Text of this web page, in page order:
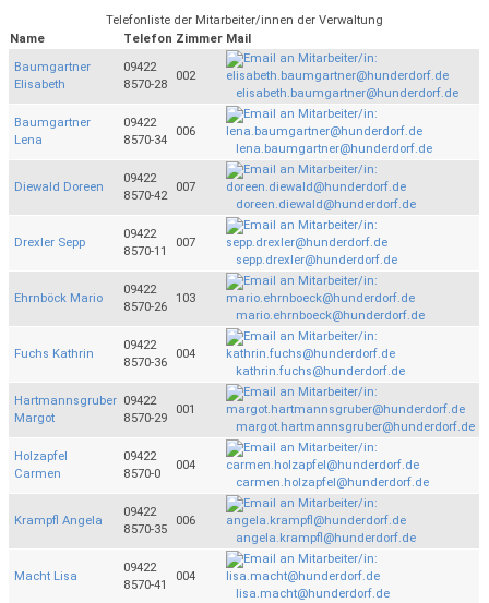
Telefonliste der Mitarbeiter/innen der Verwaltung
Name
Telefon Zimmer Mail
Baumgartner
Elisabeth
09422
8570-28
002
elisabeth.baumgartner@hunderdorf.de
Baumgartner
Lena
09422
8570-34
006
lena.baumgartner@hunderdorf.de
Diewald Doreen
09422
8570-42
007
doreen.diewald@hunderdorf.de
Drexler Sepp
09422
8570-11
007
sepp.drexler@hunderdorf.de
Ehrnböck Mario
09422
8570-26
103
mario.ehrnboeck@hunderdorf.de
Fuchs Kathrin
09422
8570-36
004
kathrin.fuchs@hunderdorf.de
Hartmannsgruber
Margot
09422
8570-29
001
margot.hartmannsgruber@hunderdorf.de
Holzapfel
Carmen
09422
8570-0
004
carmen.holzapfel@hunderdorf.de
Krampfl Angela
09422
8570-35
006
angela.krampfl@hunderdorf.de
Macht Lisa
09422
8570-41
004
lisa.macht@hunderdorf.de